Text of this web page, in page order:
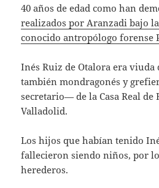
40 años de edad como han
realizados por Aranzadi bajo
conocido antropólogo forense
Inés Ruiz de Otalora era viuda
también mondragonés y
secretario— de la Casa Real de
Valladolid.
Los hijos que habían tenido
fallecieron siendo niños, por
herederos.